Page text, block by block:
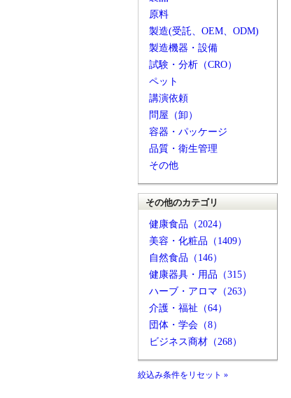
原料
製造(受託、OEM、ODM)
製造機器・設備
試験・分析（CRO）
ペット
講演依頼
問屋（卸）
容器・パッケージ
品質・衛生管理
その他
その他のカテゴリ
健康食品（2024）
美容・化粧品（1409）
自然食品（146）
健康器具・用品（315）
ハーブ・アロマ（263）
介護・福祉（64）
団体・学会（8）
ビジネス商材（268）
絞込み条件をリセット »